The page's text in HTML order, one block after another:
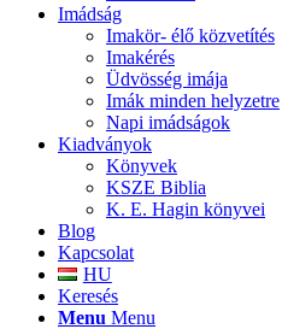
Imádság
Imakör- élő közvetítés
Imakérés
Üdvösség imája
Imák minden helyzetre
Napi imádságok
Kiadványok
Könyvek
KSZE Biblia
K. E. Hagin könyvei
Blog
Kapcsolat
HU
Keresés
Menu Menu